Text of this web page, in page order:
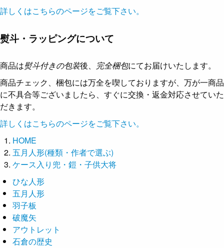
詳しくはこちらのページをご覧下さい。
熨斗・ラッピングについて
商品は熨斗付きの包装後、 完全梱包にてお届けいたします。
商品チェック、梱包には万全を喫しておりますが、万が一商品
に不具合等ございましたら、すぐに交換・返金対応させていた
だきます。
詳しくはこちらのページをご覧下さい。
HOME
五月人形(種類・作者で選ぶ)
ケース入り兜・鎧・子供大将
ひな人形
五月人形
羽子板
破魔矢
アウトレット
石倉の歴史